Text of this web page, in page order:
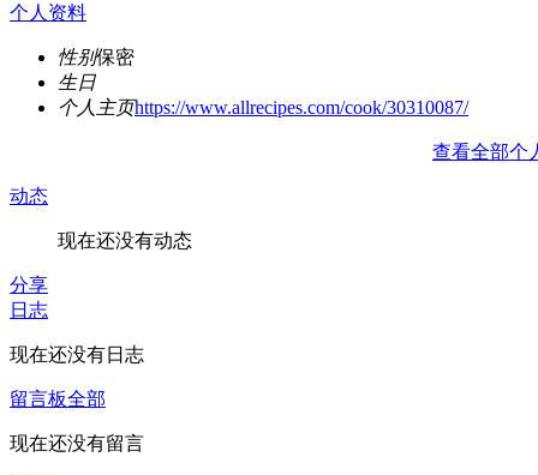
个人资料
性别保密
生日
个人主页https://www.allrecipes.com/cook/30310087/
查看全部个
动态
现在还没有动态
分享
日志
现在还没有日志
留言板全部
现在还没有留言